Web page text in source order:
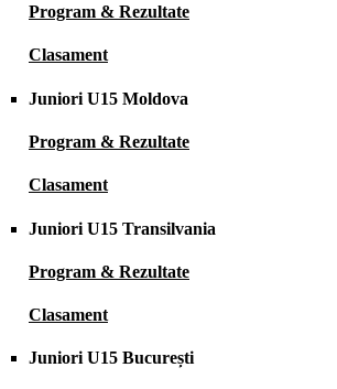
Program & Rezultate
Clasament
Juniori U15 Moldova
Program & Rezultate
Clasament
Juniori U15 Transilvania
Program & Rezultate
Clasament
Juniori U15 București